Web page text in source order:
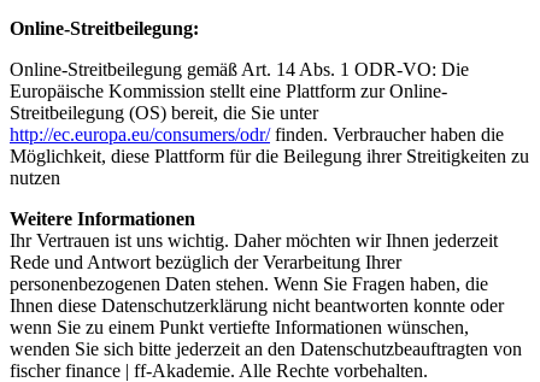
Online-Streitbeilegung:
Online-Streitbeilegung gemäß Art. 14 Abs. 1 ODR-VO: Die
Europäische Kommission stellt eine Plattform zur Online-
Streitbeilegung (OS) bereit, die Sie unter
http://ec.europa.eu/consumers/odr/finden. Verbraucher haben die
Möglichkeit, diese Plattform für die Beilegung ihrer Streitigkeiten zu
nutzen
Weitere Informationen
Ihr Vertrauen ist uns wichtig. Daher möchten wir Ihnen jederzeit
Rede und Antwort bezüglich der Verarbeitung Ihrer
personenbezogenen Daten stehen. Wenn Sie Fragen haben, die
Ihnen diese Datenschutzerklärung nicht beantworten konnte oder
wenn Sie zu einem Punkt vertiefte Informationen wünschen,
wenden Sie sich bitte jederzeit an den Datenschutzbeauftragten von
fischer finance | ff-Akademie. Alle Rechte vorbehalten.